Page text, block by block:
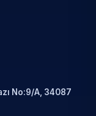
No:9/A, 34087